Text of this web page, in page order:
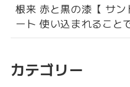
根来 赤と黒の漆【 サ
ート 使い込まれること
カテゴリー